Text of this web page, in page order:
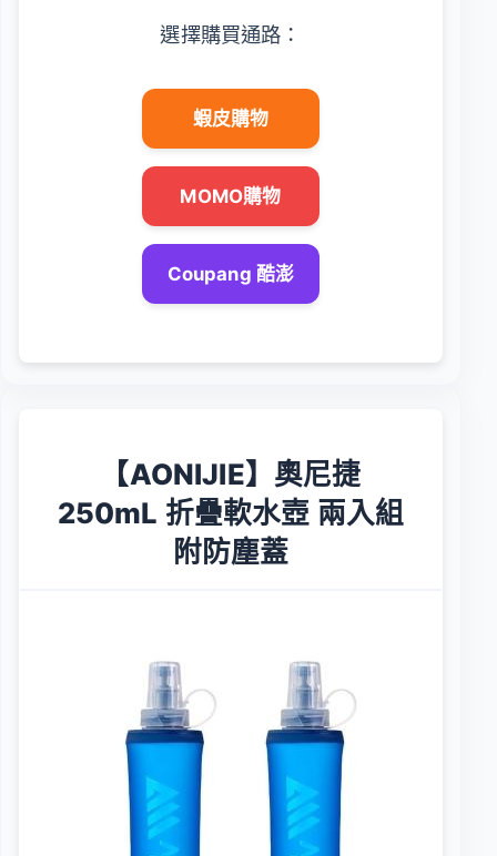
選擇購買通路：
蝦皮購物
MOMO購物
Coupang 酷澎
【AONIJIE】奧尼捷
250mL 折疊軟水壺 兩入組
附防塵蓋